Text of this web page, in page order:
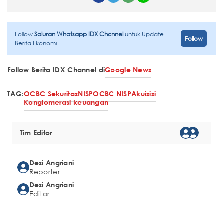
FollowSaluran Whatsapp IDX Channeluntuk Update
Berita Ekonomi
Follow
Follow Berita IDX Channel diGoogle News
TAG:OCBC SekuritasNISPOCBC NISPAkuisisi
Konglomerasi keuangan
Tim Editor
Desi Angriani
Reporter
Desi Angriani
Editor